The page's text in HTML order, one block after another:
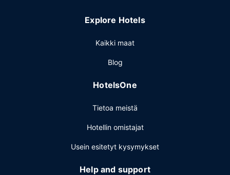
Explore Hotels
Kaikki maat
Blog
HotelsOne
Tietoa meistä
Hotellin omistajat
Usein esitetyt kysymykset
Help and support